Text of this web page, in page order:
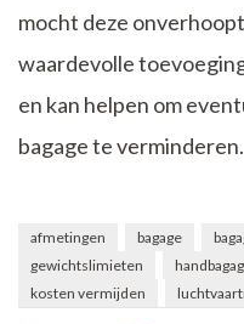
mocht deze
waardevolle
en kan helpen om
bagage te verminderen.
afmetingen bagage
gewichtslimieten
kosten vermijden